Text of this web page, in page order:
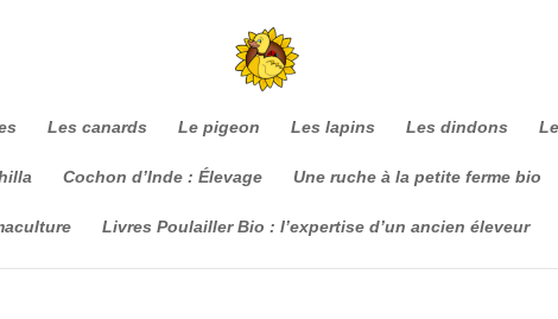
Les canards Le pigeon Les lapins Les dindons
Cochon d’Inde : Élevage Une ruche à la petite ferme bio
Livres Poulailler Bio : l’expertise d’un ancien éleveur